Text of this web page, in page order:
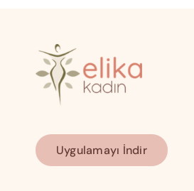
Uygulamayı İndir